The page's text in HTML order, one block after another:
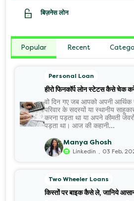
बिज़नेस लोन
Popular Recent
Personal Loan
हीरो फिनकॉर्प लोन स्टेटस कैसे चेक
वो दिन गए जब आपको अपनी
परिवार के सदस्यों या स्थानीय
करना पड़ता था या अपने कीमती जेवरों
पड़ता था। आज की कहानी...
Manya Ghosh
Linkedin . 03 Feb,
Two Wheeler Loans
किस्तों पर बाइक कैसे ले, जानिये